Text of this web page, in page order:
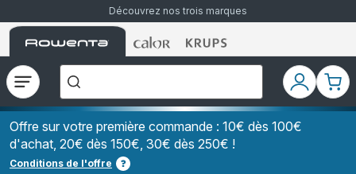
Découvrez nos trois marques
Accueil
Rowenta
Accueil
Rowenta
Accueil
Rowenta
Ouvrir
le
menu
recherchez-
vous
?","Aspirateurs
à
Grains","Centrales
Vapeurs","Sèche
Cheveux"]
Mon
compte
Mon
Offre sur votre première commande : 10€ dès 100€
d'achat, 20€ dès 150€, 30€ dès 250€ !
Conditions de l'offre